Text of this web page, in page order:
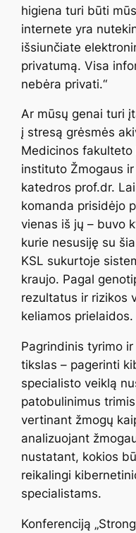
higiena turi būti
internete yra
išsiunčiate
privatumą. Visa
nebėra privati.“
Ar mūsų genai turi
į stresą grėsmės
Medicinos fakulteto
instituto Žmogaus
katedros prof.dr.
komanda prisidėjo
vienas iš jų – buvo
kurie nesusiję su
KSL sukurtoje
kraujo. Pagal
rezultatus ir rizikos
keliamos prielaidos.
Pagrindinis tyrimo
tikslas – pagerinti
specialisto veiklą
patobulinimus
vertinant žmogų
analizuojant
nustatant, kokios
reikalingi
specialistams.
Konferenciją